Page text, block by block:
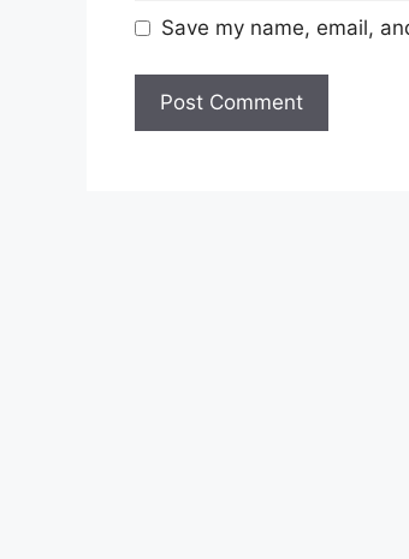
Save my name, email,